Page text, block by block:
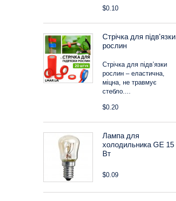
$0.10
Стрічка для підв'язки
рослин
Стрічка для підв’язки
рослин – еластична,
міцна, не травмує
стебло....
$0.20
Лампа для
холодильника GE 15
Вт
$0.09